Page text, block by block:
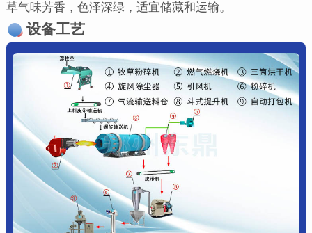
草气味芳香，色泽深绿，适宜储藏和运输。
设备工艺